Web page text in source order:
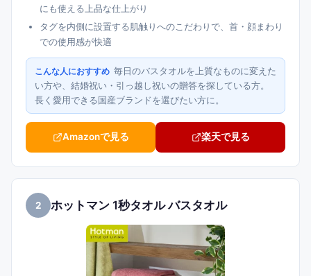
にも使える上品な仕上がり
タグを内側に設置する肌触りへのこだわりで、首・顔まわり
での使用感が快適
こんな人におすすめ 毎日のバスタオルを上質なものに変えた
い方や、結婚祝い・引っ越し祝いの贈答を探している方。
長く愛用できる国産ブランドを選びたい方に。
Amazonで見る 楽天で見る
2 ホットマン 1秒タオル バスタオル